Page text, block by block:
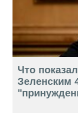
Что
Зеленским